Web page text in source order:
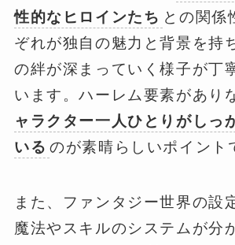
性的なヒロインたち との関係
ぞれが独自の魅力と背景を持
の絆が深まっていく様子が丁
います。ハーレム要素があり
ャラクター一人ひとりがしっ
いる のが素晴らしいポイント
また、ファンタジー世界の設
魔法やスキルのシステムが分